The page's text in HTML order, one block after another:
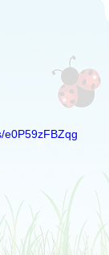
e0P59zFBZqg